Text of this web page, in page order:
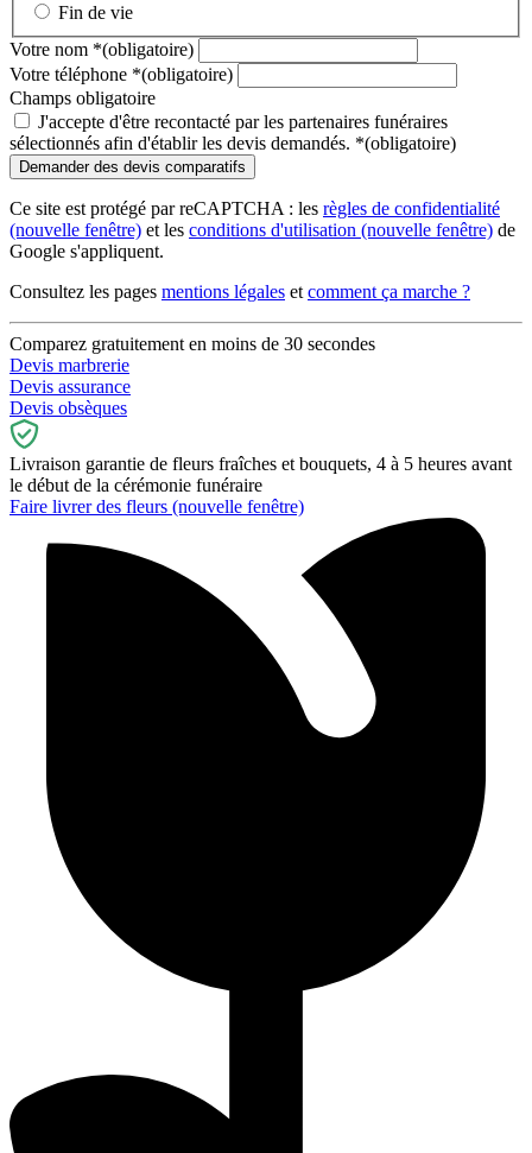
Fin de vie
Votre nom *(obligatoire)
Votre téléphone *(obligatoire)
Champs obligatoire
J'accepte d'être recontacté par les partenaires funéraires
sélectionnés afin d'établir les devis demandés. *(obligatoire)
Ce site est protégé par reCAPTCHA : les règles de confidentialité
(nouvelle fenêtre) et les conditions d'utilisation (nouvelle fenêtre) de
Google s'appliquent.
Consultez les pages mentions légales et comment ça marche ?
Comparez gratuitement en moins de 30 secondes
Devis marbrerie
Devis assurance
Devis obsèques
Livraison garantie de fleurs fraîches et bouquets, 4 à 5 heures avant
le début de la cérémonie funéraire
Faire livrer des fleurs (nouvelle fenêtre)